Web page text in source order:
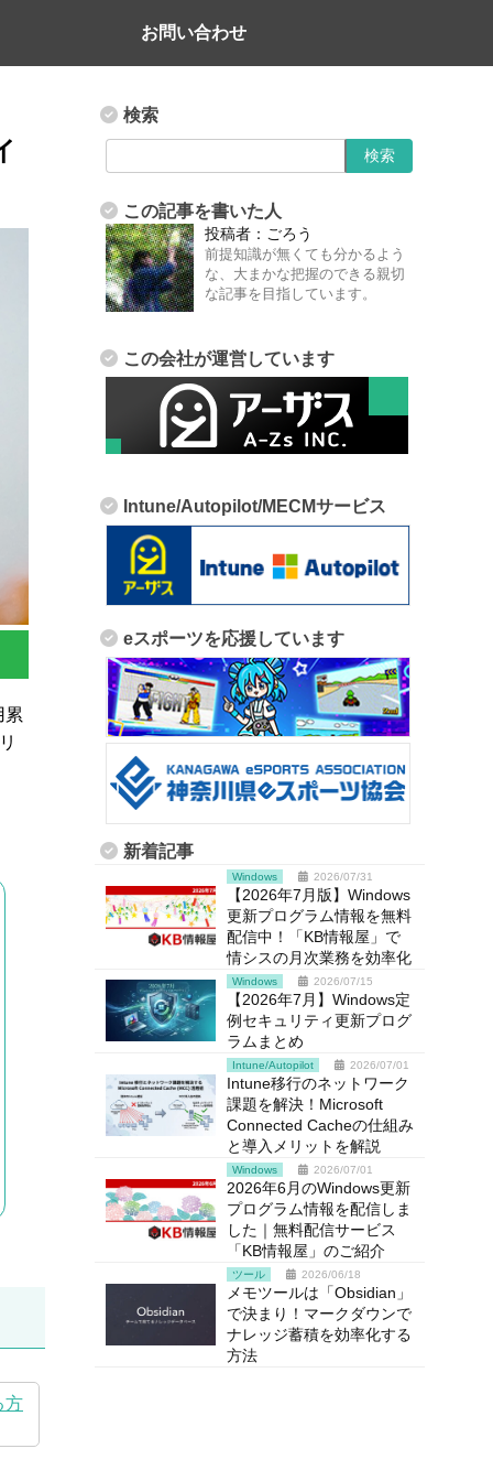
お問い合わせ
累
方
検索
この記事を書いた人
投稿者： ごろう
前提知識が無くても分かるよう
な、大まかな把握のできる親切
な記事を目指しています。
この会社が運営しています
Intune/Autopilot/MECMサービス
eスポーツを応援しています
新着記事
Windows 2026/07/31
【2026年7月版】Windows
更新プログラム情報を無料
配信中！「KB情報屋」で
情シスの月次業務を効率化
Windows 2026/07/15
【2026年7月】Windows定
例セキュリティ更新プログ
ラムまとめ
Intune/Autopilot 2026/07/01
Intune移行のネットワーク
課題を解決！Microsoft
Connected Cacheの仕組み
と導入メリットを解説
Windows 2026/07/01
2026年6月のWindows更新
プログラム情報を配信しま
した｜無料配信サービス
「KB情報屋」のご紹介
ツール 2026/06/18
メモツールは「Obsidian」
で決まり！マークダウンで
ナレッジ蓄積を効率化する
方法